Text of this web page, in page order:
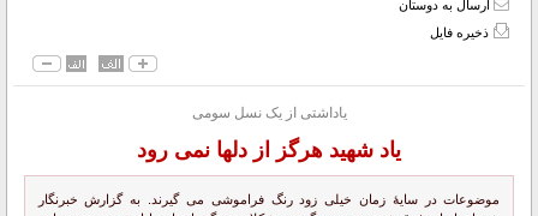
ارسال به دوستان
ذخیره فایل
یاداشتی از یک نسل سومی
یاد شهید هرگز از دلها نمی رود
موضوعات در سایۀ زمان خیلی زود رنگ فراموشی می گیرند. به گزارش خبرنگار